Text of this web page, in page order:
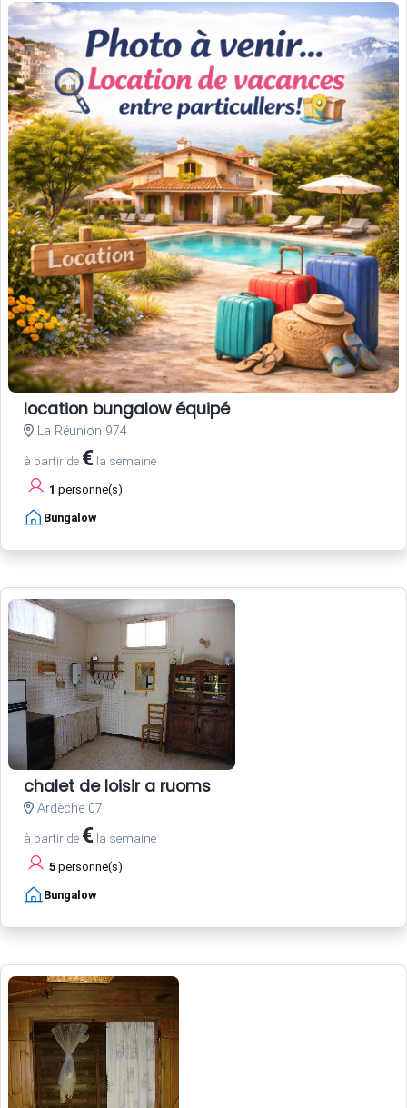
location bungalow équipé
La Réunion 974
à partir de € la semaine
1 personne(s)
Bungalow
chalet de loisir a ruoms
Ardèche 07
à partir de € la semaine
5 personne(s)
Bungalow